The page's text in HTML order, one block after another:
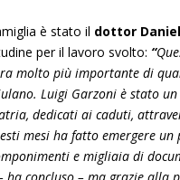
è stato il dottor
per il lavoro svolto: “
molto più importante di
Luigi Garzoni è stato
dedicati ai caduti,
mesi ha fatto emergere
e migliaia di